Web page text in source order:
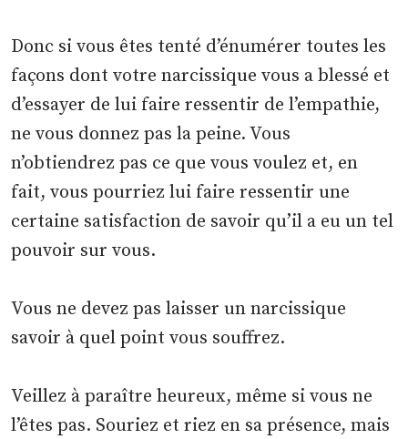
Donc si vous êtes tenté d’énumérer toutes les
façons dont votre narcissique vous a blessé et
d’essayer de lui faire ressentir de l’empathie,
ne vous donnez pas la peine. Vous
n’obtiendrez pas ce que vous voulez et, en
fait, vous pourriez lui faire ressentir une
certaine satisfaction de savoir qu’il a eu un tel
pouvoir sur vous.
Vous ne devez pas laisser un narcissique
savoir à quel point vous souffrez.
Veillez à paraître heureux, même si vous ne
l’êtes pas. Souriez et riez en sa présence, mais